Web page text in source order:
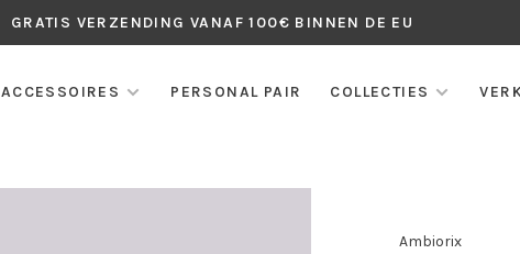
GRATIS VERZENDING VANAF 100€ BINNEN DE EU
ACCESSOIRES PERSONAL PAIR COLLECTIES
Ambiorix